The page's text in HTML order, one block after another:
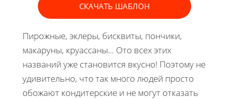
СКАЧАТЬ ШАБЛОН
Пирожные, эклеры, бисквиты, пончики,
макаруны, круассаны... Ото всех этих
названий уже становится вкусно! Поэтому не
удивительно, что так много людей просто
обожают кондитерские и не могут отказать